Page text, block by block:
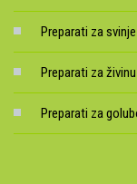
Preparati za svinje
Preparati za živinu
Preparati za